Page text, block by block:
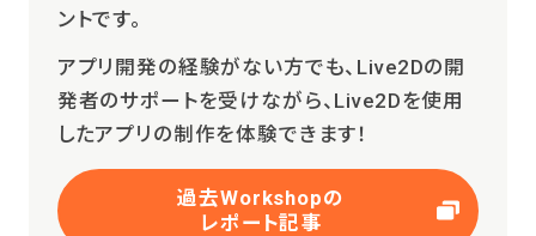
ントです。
アプリ開発の経験がない方でも、Live2Dの開
発者のサポートを受けながら、Live2Dを使用
したアプリの制作を体験できます！
過去Workshopの
レポート記事